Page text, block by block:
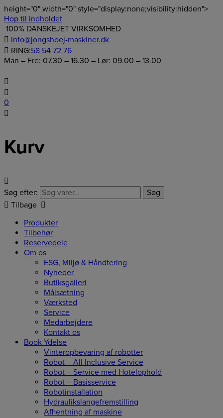
height="0" width="0" style="display:none;visibility:hidden">
Hop til indholdet
100% DANSKEJET VIRKSOMHED
info@jongshoej-maskiner.dk
RING:58 54 72 76
Man – Fre: 07.30 – 16.30 – Lør: 09.00 – 13.00
0
Kurv
Søg efter:
Søg
Tilbage
Produkter
Tilbehør
Reservedele
Om os
ESG, Miljø & Håndtering
Nyheder
Butiksgalleri
Målsætning
Værksted
Service
Medarbejdere
Kontakt os
Book Ydelse
Vinteropbevaring af robotter
Robot – All Inclusive Service
Robot – Service med Hotelophold
Robot – Basisservice
Robotinstallation
Hydraulikslangefremstilling
Afhentning af maskine